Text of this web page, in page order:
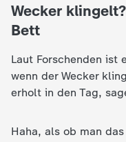
Wecker
Bett
Laut Forschenden ist
wenn der Wecker
erholt in den Tag,
Haha, als ob man